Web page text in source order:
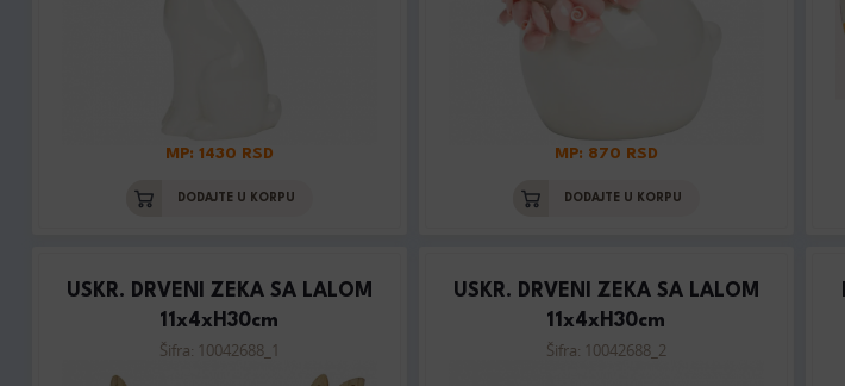
MP: 1430 RSD
DODAJTE U KORPU
MP: 870 RSD
DODAJTE U KORPU
USKR. DRVENI ZEKA SA LALOM
11x4xH30cm
Šifra: 10042688_1
USKR. DRVENI ZEKA SA LALOM
11x4xH30cm
Šifra: 10042688_2